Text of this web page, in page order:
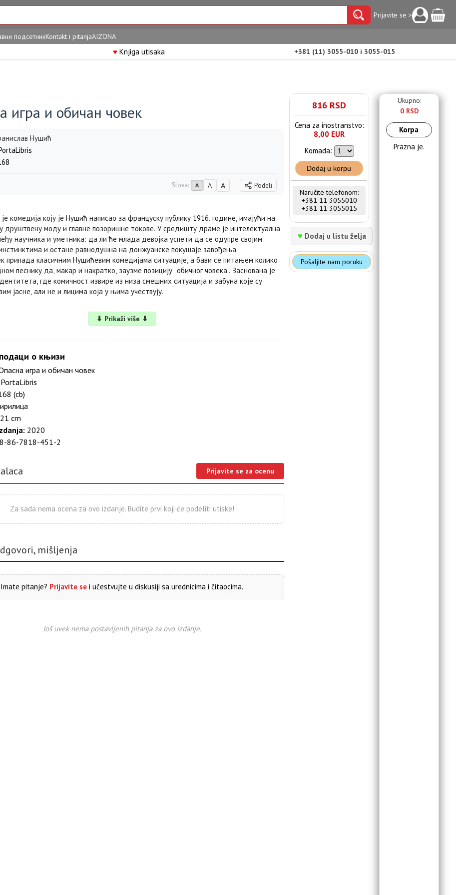
Prijavite se >
подсетникKontakt i pitanjaAIZONA
♥Knjiga utisaka +381 (11) 3055-010 i 3055-015
игра и oбичан човек
Нушић
Slova: A A A Podeli
комедија коју је Нушић написао за француску публику 1916. године, имајући на
друштвену моду и главне позоришне токове. У средишту драме је интелектуална
научника и уметника: да ли ће млада девојка успети да се одупре својим
и остане равнодушна на донжуанске покушаје завођења.
припада класичним Нушићевим комедијама ситуације, а бави се питањем колико
песнику да, макар и накратко, заузме позицију „обичног човека”. Заснована је
где комичност извире из низа смешних ситуација и забуна које су
јасне, али не и лицима која у њима учествују.
⬇ Prikaži više ⬇
о књизи
игра и oбичан човек
PortaLibris
(cb)
21 cm
2020
86-7818-451-2
Prijavite se za ocenu
Za sada nema ocena za ovo izdanje. Budite prvi koji će podeliti utiske!
mišljenja
Imate pitanje? Prijavite se i učestvujte u diskusiji sa urednicima i čitaocima.
Još uvek nema postavljenih pitanja za ovo izdanje.
816 RSD
Cena za inostranstvo:
8,00 EUR
Komada:
Dodaj u korpu
Naručite telefonom:
+381 11 3055010
+381 11 3055015
♥ Dodaj u listu želja
Pošaljite nam poruku
Ukupno:
0 RSD
Korpa
Prazna je.